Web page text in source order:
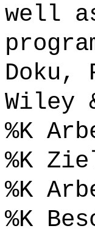
well
Doku,
Wiley
%K
%K
%K
%K